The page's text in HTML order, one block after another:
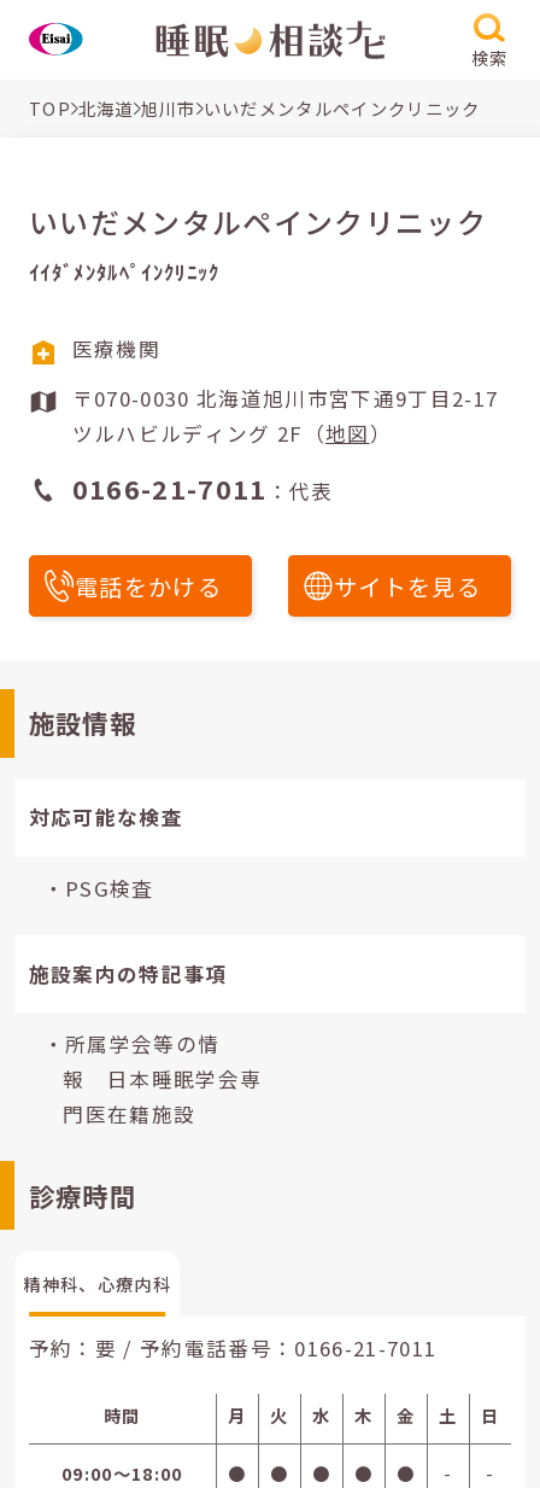
検索
TOP 北海道 旭川市 いいだメンタルペインクリニック
いいだメンタルペインクリニック
ｲｲﾀﾞﾒﾝﾀﾙﾍﾟｲﾝｸﾘﾆｯｸ
医療機関
〒070-0030 北海道旭川市宮下通9丁目2-17
ツルハビルディング 2F（地図）
0166-21-7011 ：代表
電話をかける サイトを見る
施設情報
対応可能な検査
・PSG検査
施設案内の特記事項
・所属学会等の情
報 日本睡眠学会専
門医在籍施設
診療時間
精神科、心療内科
予約：要 / 予約電話番号： 0166-21-7011
時間 月 火 水 木 金 土 日
09:00〜18:00 ● ● ● ● ● -
-